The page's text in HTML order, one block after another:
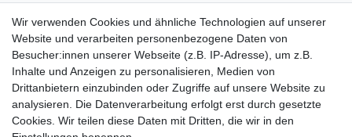
004943548099856
amaryllis-eckernfoerde@t-online.de
EU-Verantwortlicher
Amaryllis Katrin Meißner und Tim Lemke GbR
Ostring
15
004943548099856
amaryllis-eckernfoerde@t-online.de
Wir verwenden Cookies und ähnliche Technologien auf unserer
Website und verarbeiten personenbezogene Daten von
Besucher:innen unserer Webseite (z.B. IP-Adresse), um z.B.
Inhalte und Anzeigen zu personalisieren, Medien von
Drittanbietern einzubinden oder Zugriffe auf unsere Website zu
analysieren. Die Datenverarbeitung erfolgt erst durch gesetzte
Cookies. Wir teilen diese Daten mit Dritten, die wir in den